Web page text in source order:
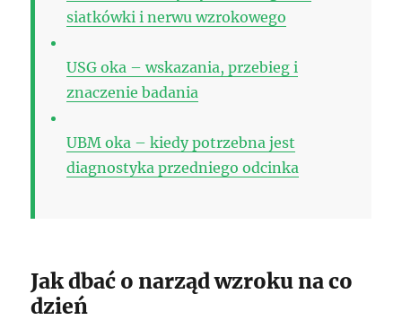
siatkówki i nerwu wzrokowego
USG oka – wskazania, przebieg i
znaczenie badania
UBM oka – kiedy potrzebna jest
diagnostyka przedniego odcinka
Jak dbać o narząd wzroku na co
dzień